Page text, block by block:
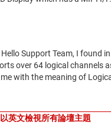
以英文檢視所有論壇主題